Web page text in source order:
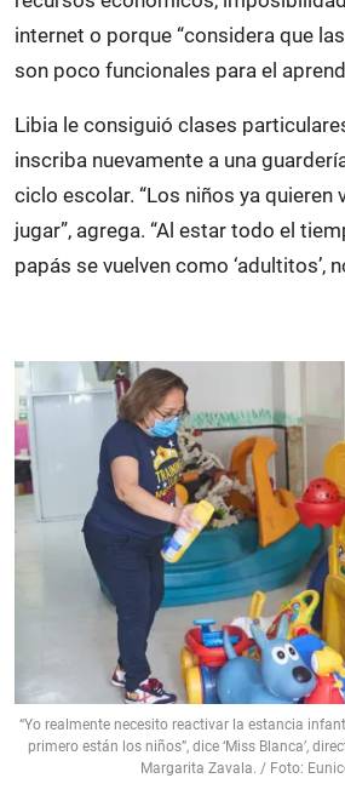
internet o porque “considera que
son poco funcionales para el
Libia le consiguió clases
inscriba nuevamente a una
ciclo escolar. “Los niños ya quieren
jugar”, agrega. “Al estar todo el
papás se vuelven como ‘adultitos’,
“Yo realmente necesito reactivar la estancia
primero están los niños”, dice ‘Miss Blanca’,
Margarita Zavala. / Foto: